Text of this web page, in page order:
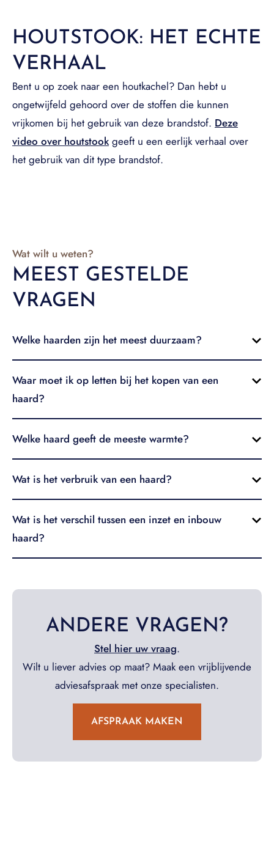
HOUTSTOOK: HET ECHTE
VERHAAL
Bent u op zoek naar een houtkachel? Dan hebt u
ongetwijfeld gehoord over de stoffen die kunnen
vrijkomen bij het gebruik van deze brandstof. Deze
video over houtstook geeft u een eerlijk verhaal over
het gebruik van dit type brandstof.
Wat wilt u weten?
MEEST GESTELDE
VRAGEN
Welke haarden zijn het meest duurzaam?
Waar moet ik op letten bij het kopen van een
haard?
Welke haard geeft de meeste warmte?
Wat is het verbruik van een haard?
Wat is het verschil tussen een inzet en inbouw
haard?
ANDERE VRAGEN?
Stel hier uw vraag.
Wilt u liever advies op maat? Maak een vrijblijvende
adviesafspraak met onze specialisten.
AFSPRAAK MAKEN